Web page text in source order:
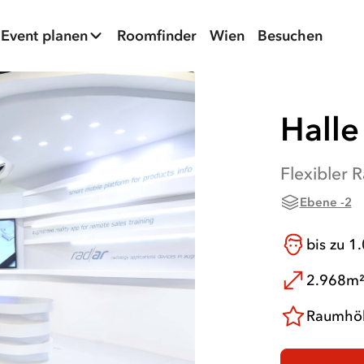
Event planen Roomfinder Wien Besuchen
Halle
Flexibler
Ebene -2
bis zu
2.968m²